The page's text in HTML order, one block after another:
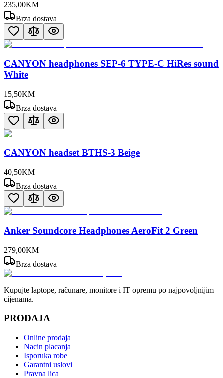
235,00KM
Brza dostava
CANYON headphones SEP-6 TYPE-C HiRes sound
White
15,50KM
Brza dostava
CANYON headset BTHS-3 Beige
40,50KM
Brza dostava
Anker Soundcore Headphones AeroFit 2 Green
279,00KM
Brza dostava
Kupujte laptope, računare, monitore i IT opremu po najpovoljnijim
cijenama.
PRODAJA
Online prodaja
Nacin placanja
Isporuka robe
Garantni uslovi
Pravna lica